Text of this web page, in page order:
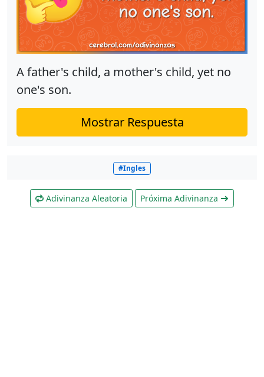
A father's child, a mother's child, yet no
one's son.
Mostrar Respuesta
#Ingles
Adivinanza Aleatoria Próxima Adivinanza